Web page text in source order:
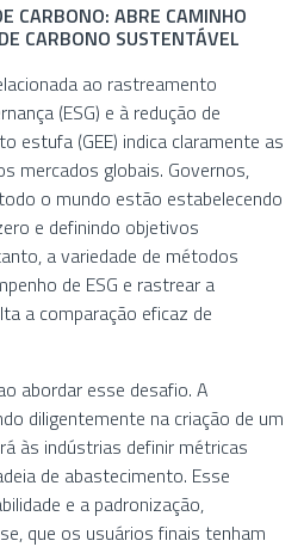
CARBONO: ABRE CAMINHO
CARBONO SUSTENTÁVEL
ao rastreamento
(ESG) e à redução de
estufa (GEE) indica claramente as
mercados globais. Governos,
o mundo estão estabelecendo
e definindo objetivos
a variedade de métodos
de ESG e rastrear a
a comparação eficaz de
abordar esse desafio. A
diligentemente na criação de um
às indústrias definir métricas
de abastecimento. Esse
e a padronização,
que os usuários finais tenham